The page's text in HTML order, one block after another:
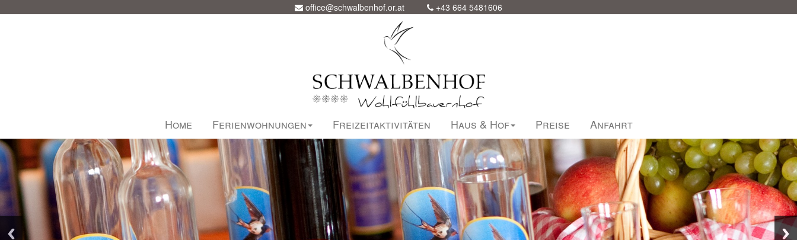
office@schwalbenhof.or.at +43 664 5481606
Home Ferienwohnungen Freizeitaktivitäten Haus & Hof Preise Anfahrt